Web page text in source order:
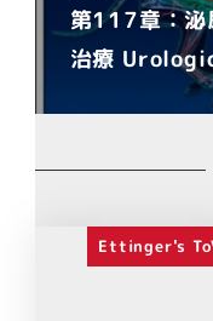
第117章：泌
治療
Ettinger's